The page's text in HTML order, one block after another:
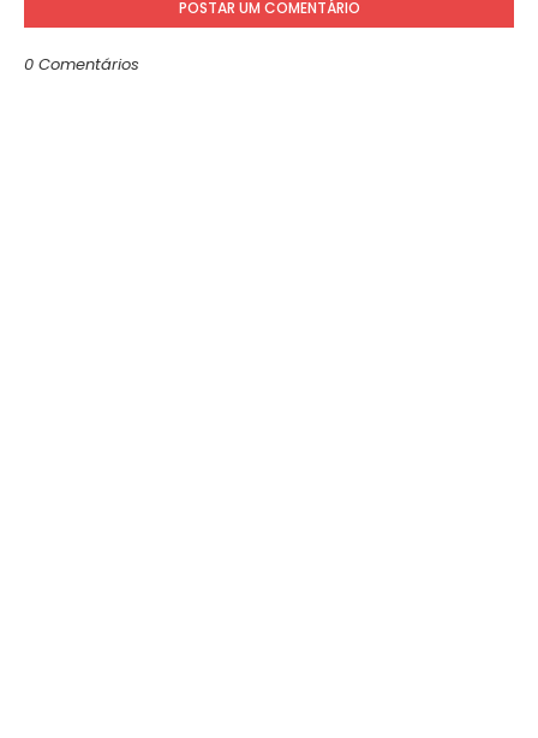
POSTAR UM COMENTÁRIO
0 Comentários